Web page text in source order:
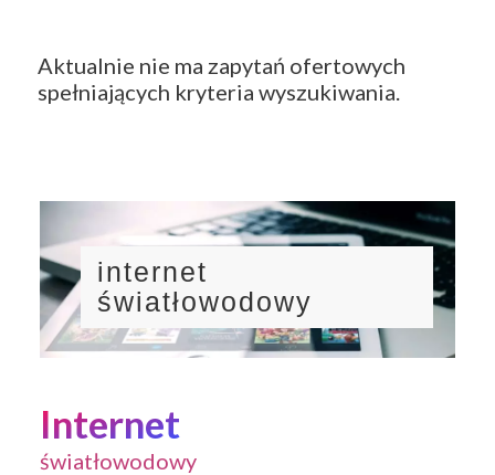
Aktualnie nie ma zapytań ofertowych
spełniających kryteria wyszukiwania.
internet
światłowodowy
Internet
światłowodowy